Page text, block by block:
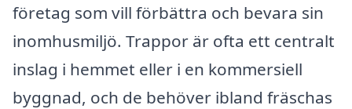
företag som vill förbättra och bevara sin
inomhusmiljö. Trappor är ofta ett centralt
inslag i hemmet eller i en kommersiell
byggnad, och de behöver ibland fräschas